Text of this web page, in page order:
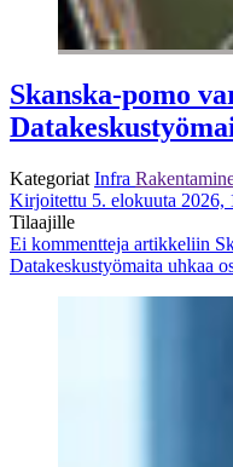
Skanska-pomo
Kategoriat Infra
Kirjoitettu 5. elokuuta 2026,
Tilaajille
Ei kommentteja artikkeliin
Datakeskustyömaita uhkaa